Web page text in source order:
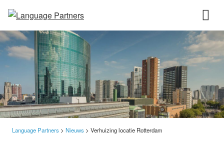
Language Partners > Nieuws > Verhuizing locatie Rotterdam